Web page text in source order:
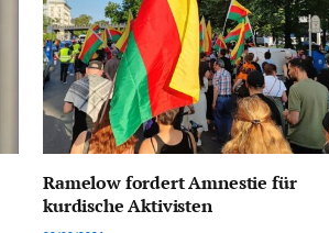
Ramelow fordert Amnestie für
kurdische Aktivisten